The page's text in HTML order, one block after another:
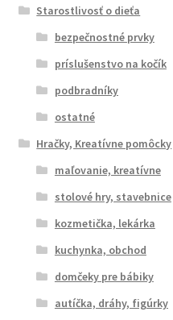
Starostlivosť o dieťa
bezpečnostné prvky
príslušenstvo na kočík
podbradníky
ostatné
Hračky, Kreatívne pomôcky
maľovanie, kreatívne
stolové hry, stavebnice
kozmetička, lekárka
kuchynka, obchod
domčeky pre bábiky
autíčka, dráhy, figúrky